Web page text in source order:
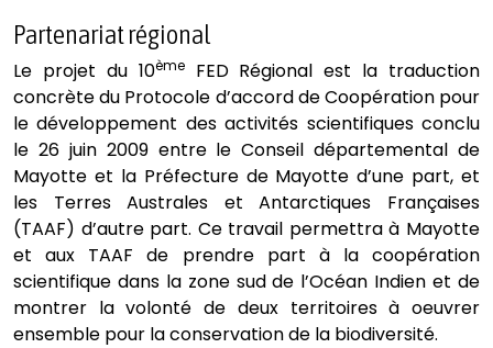
Partenariat régional
Le projet du 10èmeFED Régional est la traduction
concrète du Protocole d’accord de Coopération pour
le développement des activités scientifiques conclu
le 26 juin 2009 entre le Conseil départemental de
Mayotte et la Préfecture de Mayotte d’une part, et
les Terres Australes et Antarctiques Françaises
(TAAF) d’autre part. Ce travail permettra à Mayotte
et aux TAAF de prendre part à la coopération
scientifique dans la zone sud de l’Océan Indien et de
montrer la volonté de deux territoires à oeuvrer
ensemble pour la conservation de la biodiversité.